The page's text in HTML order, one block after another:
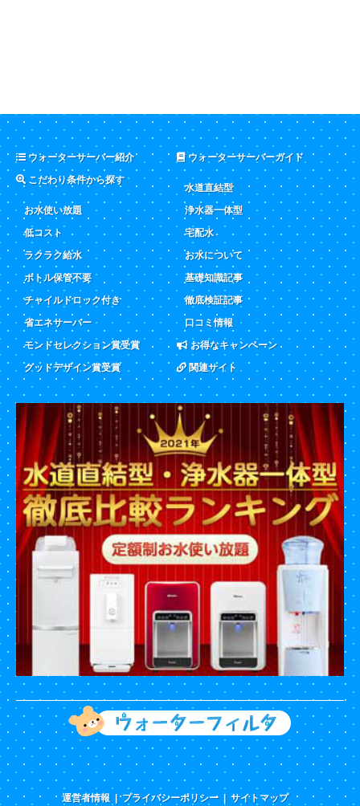
ウォーターサーバー紹介
こだわり条件から探す
お水使い放題
低コスト
ラクラク給水
ボトル保管不要
チャイルドロック付き
省エネサーバー
モンドセレクション賞受賞
グッドデザイン賞受賞
ウォーターサーバーガイド
水道直結型
浄水器一体型
宅配水
お水について
基礎知識記事
徹底検証記事
口コミ情報
お得なキャンペーン
関連サイト
運営者情報 プライバシーポリシー サイトマップ